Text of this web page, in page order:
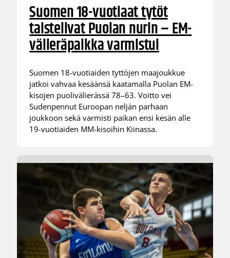
Suomen 18-vuotiaat tytöt
taistelivat Puolan nurin – EM-
välieräpaikka varmistui
Suomen 18-vuotiaiden tyttöjen maajoukkue
jatkoi vahvaa kesäänsä kaatamalla Puolan EM-
kisojen puolivälierässä 78–63. Voitto vei
Sudenpennut Euroopan neljän parhaan
joukkoon sekä varmisti paikan ensi kesän alle
19-vuotiaiden MM-kisoihin Kiinassa.